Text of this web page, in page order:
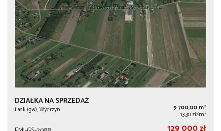
DZIAŁKA NA SPRZEDAŻ
Łask (gw), Wydrzyn 9 700,00 m2
13,30 zł/m2